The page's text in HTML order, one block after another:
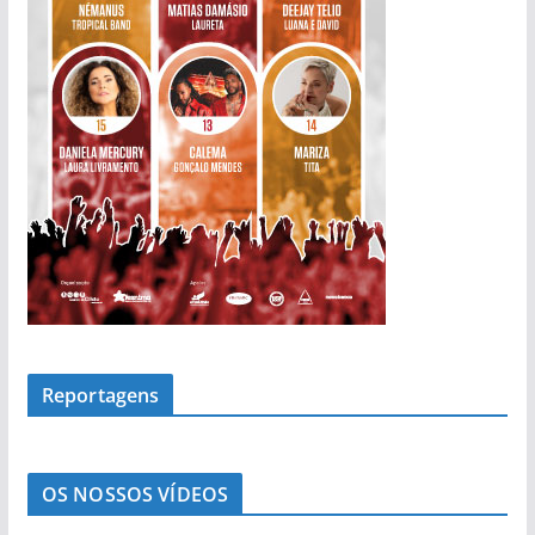
Reportagens
OS NOSSOS VÍDEOS